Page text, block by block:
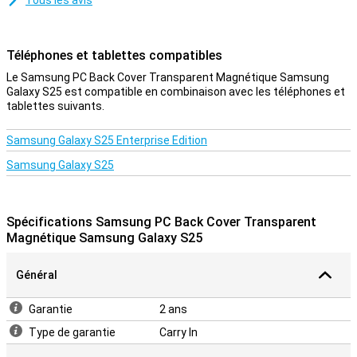
Téléphones et tablettes compatibles
Le Samsung PC Back Cover Transparent Magnétique Samsung
Galaxy S25 est compatible en combinaison avec les téléphones et
tablettes suivants.
Samsung Galaxy S25 Enterprise Edition
Samsung Galaxy S25
Spécifications Samsung PC Back Cover Transparent
Magnétique Samsung Galaxy S25
Général
Garantie
2 ans
Type de garantie
Carry In